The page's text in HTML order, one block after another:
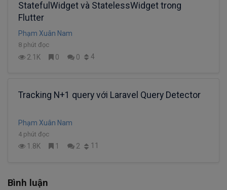
StatefulWidget và StatelessWidget trong
Flutter
Phạm Xuân Nam
8 phút đọc
2.1K 0 0 4
Tracking N+1 query với Laravel Query Detector
Phạm Xuân Nam
4 phút đọc
1.8K 1 2 11
Bình luận